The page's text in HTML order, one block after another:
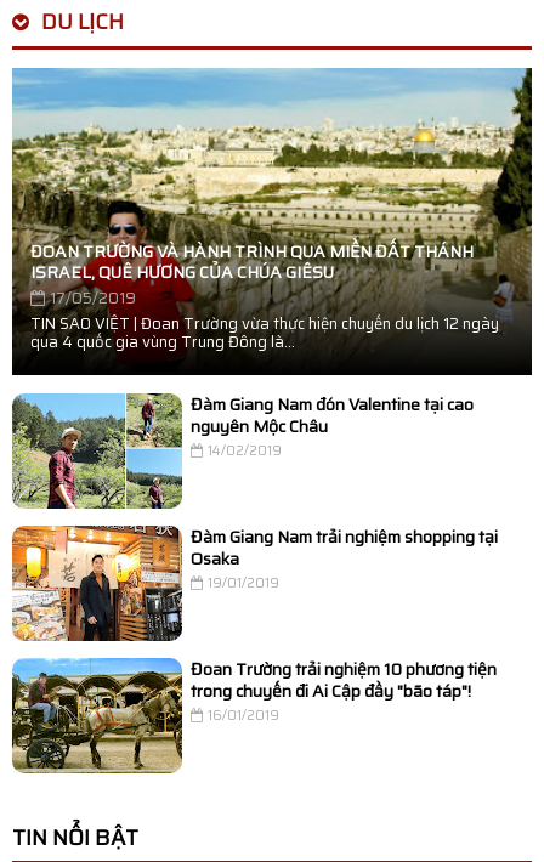
DU LỊCH
ĐOAN TRƯỜNG VÀ HÀNH TRÌNH QUA MIỀN ĐẤT THÁNH
ISRAEL, QUÊ HƯƠNG CỦA CHÚA GIÊSU
17/05/2019
TIN SAO VIỆT | Đoan Trường vừa thực hiện chuyến du lịch 12 ngày
qua 4 quốc gia vùng Trung Đông là...
Đàm Giang Nam đón Valentine tại cao
nguyên Mộc Châu
14/02/2019
Đàm Giang Nam trải nghiệm shopping tại
Osaka
19/01/2019
Đoan Trường trải nghiệm 10 phương tiện
trong chuyến đi Ai Cập đầy "bão táp"!
16/01/2019
TIN NỔI BẬT